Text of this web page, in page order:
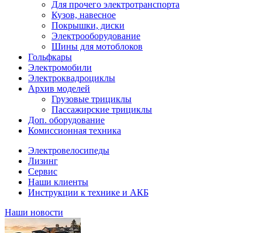
Для прочего электротранспорта
Кузов, навесное
Покрышки, диски
Электрооборудование
Шины для мотоблоков
Гольфкары
Электромобили
Электроквадроциклы
Архив моделей
Грузовые трициклы
Пассажирские трициклы
Доп. оборудование
Комиссионная техника
Электровелосипеды
Лизинг
Сервис
Наши клиенты
Инструкции к технике и АКБ
Наши новости